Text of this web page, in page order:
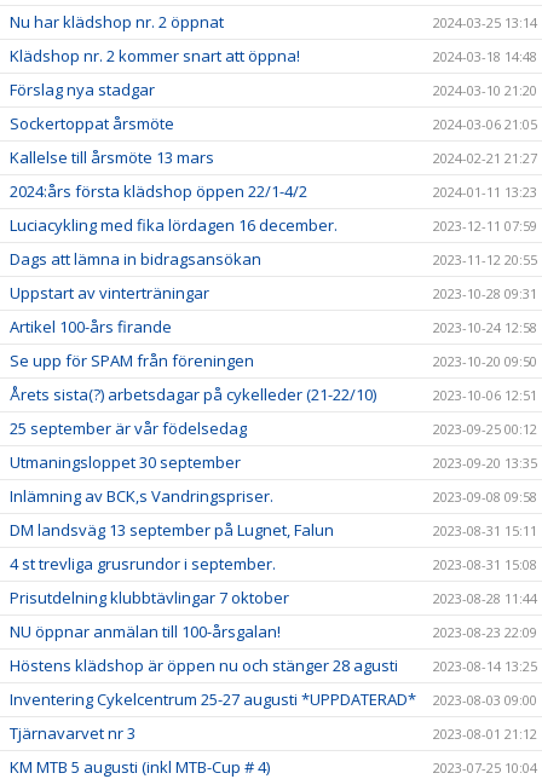
Nu har klädshop nr. 2 öppnat 2024-03-25 13:14
Klädshop nr. 2 kommer snart att öppna! 2024-03-18 14:48
Förslag nya stadgar 2024-03-10 21:20
Sockertoppat årsmöte 2024-03-06 21:05
Kallelse till årsmöte 13 mars 2024-02-21 21:27
2024:års första klädshop öppen 22/1-4/2 2024-01-11 13:23
Luciacykling med fika lördagen 16 december. 2023-12-11 07:59
Dags att lämna in bidragsansökan 2023-11-12 20:55
Uppstart av vinterträningar 2023-10-28 09:31
Artikel 100-års firande 2023-10-24 12:58
Se upp för SPAM från föreningen 2023-10-20 09:50
Årets sista(?) arbetsdagar på cykelleder (21-22/10) 2023-10-06 12:51
25 september är vår födelsedag 2023-09-25 00:12
Utmaningsloppet 30 september 2023-09-20 13:35
Inlämning av BCK,s Vandringspriser. 2023-09-08 09:58
DM landsväg 13 september på Lugnet, Falun 2023-08-31 15:11
4 st trevliga grusrundor i september. 2023-08-31 15:08
Prisutdelning klubbtävlingar 7 oktober 2023-08-28 11:44
NU öppnar anmälan till 100-årsgalan! 2023-08-23 22:09
Höstens klädshop är öppen nu och stänger 28 agusti 2023-08-14 13:25
Inventering Cykelcentrum 25-27 augusti *UPPDATERAD* 2023-08-03 09:00
Tjärnavarvet nr 3 2023-08-01 21:12
KM MTB 5 augusti (inkl MTB-Cup # 4) 2023-07-25 10:04